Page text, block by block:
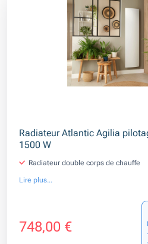
Radiateur Atlantic Agilia
1500 W
Radiateur double corps de chauffe
Lire plus...
748,00 €